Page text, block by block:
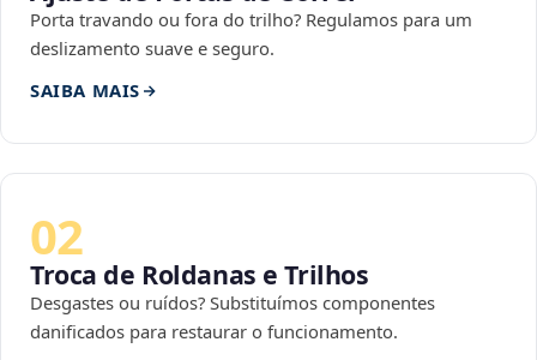
Porta travando ou fora do trilho? Regulamos para um
deslizamento suave e seguro.
SAIBA MAIS
02
Troca de Roldanas e Trilhos
Desgastes ou ruídos? Substituímos componentes
danificados para restaurar o funcionamento.